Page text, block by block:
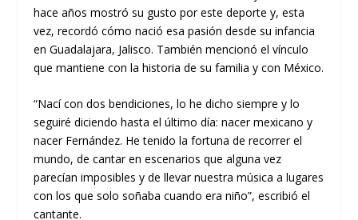
hace años mostró su gusto por este deporte y, esta
vez, recordó cómo nació esa pasión desde su infancia
en Guadalajara, Jalisco. También mencionó el vínculo
que mantiene con la historia de su familia y con México.
“Nací con dos bendiciones, lo he dicho siempre y lo
seguiré diciendo hasta el último día: nacer mexicano y
nacer Fernández. He tenido la fortuna de recorrer el
mundo, de cantar en escenarios que alguna vez
parecían imposibles y de llevar nuestra música a lugares
con los que solo soñaba cuando era niño”, escribió el
cantante.